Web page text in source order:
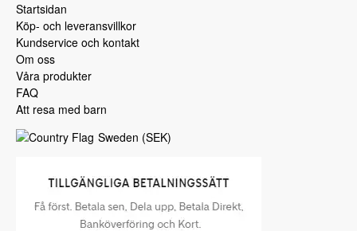
Startsidan
Köp- och leveransvillkor
Kundservice och kontakt
Om oss
Våra produkter
FAQ
Att resa med barn
Sweden (SEK)